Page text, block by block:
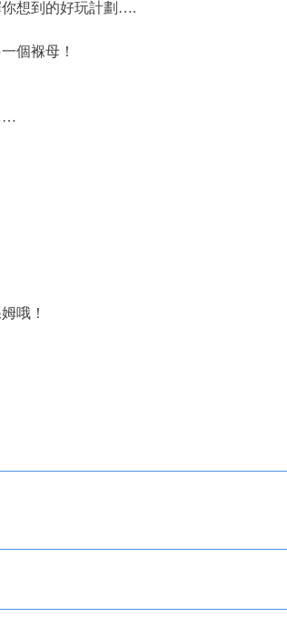
你想到的好玩計劃….
個褓母！
保姆哦！